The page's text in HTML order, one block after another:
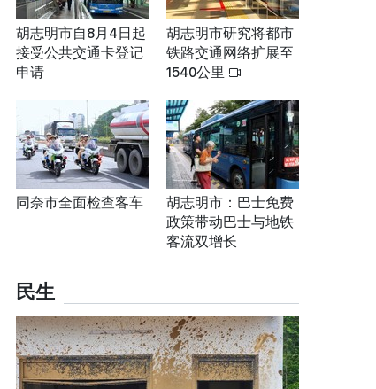
胡志明市自8月4日起
接受公共交通卡登记
申请
胡志明市研究将都市
铁路交通网络扩展至
1540公里
同奈市全面检查客车
胡志明市：巴士免费
政策带动巴士与地铁
客流双增长
民生